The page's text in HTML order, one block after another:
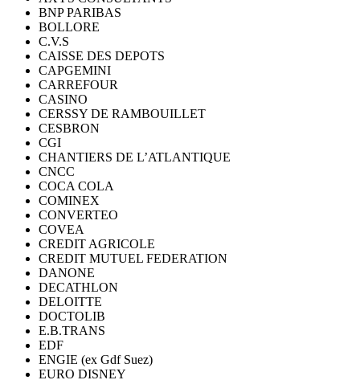
BNP PARIBAS
BOLLORE
C.V.S
CAISSE DES DEPOTS
CAPGEMINI
CARREFOUR
CASINO
CERSSY DE RAMBOUILLET
CESBRON
CGI
CHANTIERS DE L’ATLANTIQUE
CNCC
COCA COLA
COMINEX
CONVERTEO
COVEA
CREDIT AGRICOLE
CREDIT MUTUEL FEDERATION
DANONE
DECATHLON
DELOITTE
DOCTOLIB
E.B.TRANS
EDF
ENGIE (ex Gdf Suez)
EURO DISNEY